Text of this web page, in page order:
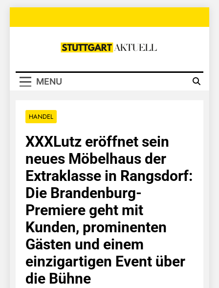
Stuttgart
MENU
HANDEL
XXXLutz eröffnet sein
neues Möbelhaus der
Extraklasse in Rangsdorf:
Die Brandenburg-
Premiere geht mit
Kunden, prominenten
Gästen und einem
einzigartigen Event über
die Bühne